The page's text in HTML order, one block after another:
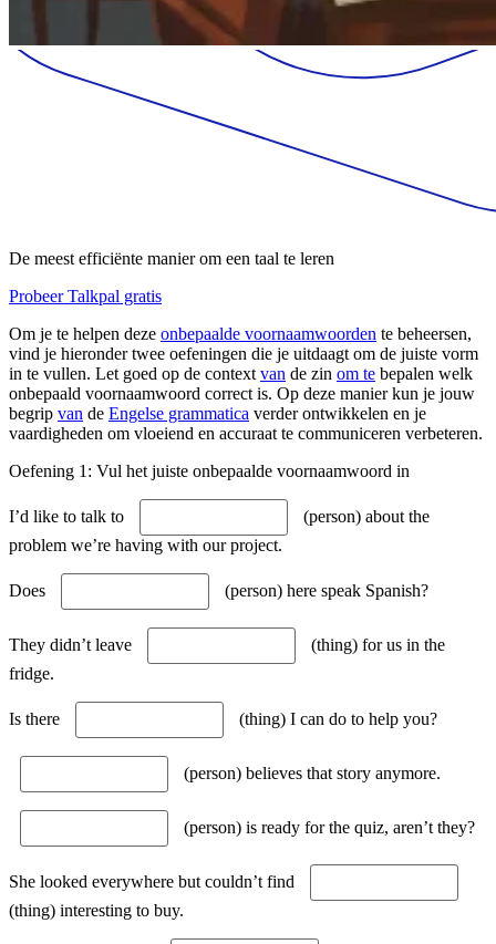
De meest efficiënte manier om een taal te leren
Probeer Talkpal gratis
Om je te helpen deze onbepaalde voornaamwoorden te beheersen,
vind je hieronder twee oefeningen die je uitdaagt om de juiste vorm
in te vullen. Let goed op de context van de zin om te bepalen welk
onbepaald voornaamwoord correct is. Op deze manier kun je jouw
begrip van de Engelse grammatica verder ontwikkelen en je
vaardigheden om vloeiend en accuraat te communiceren verbeteren.
Oefening 1: Vul het juiste onbepaalde voornaamwoord in
I’d like to talk to
(person) about the
problem we’re having with our project.
Does (person) here speak Spanish?
They didn’t leave
(thing) for us in the
fridge.
Is there (thing) I can do to help you?
(person) believes that story anymore.
(person) is ready for the quiz, aren’t they?
She looked everywhere but couldn’t find
(thing) interesting to buy.